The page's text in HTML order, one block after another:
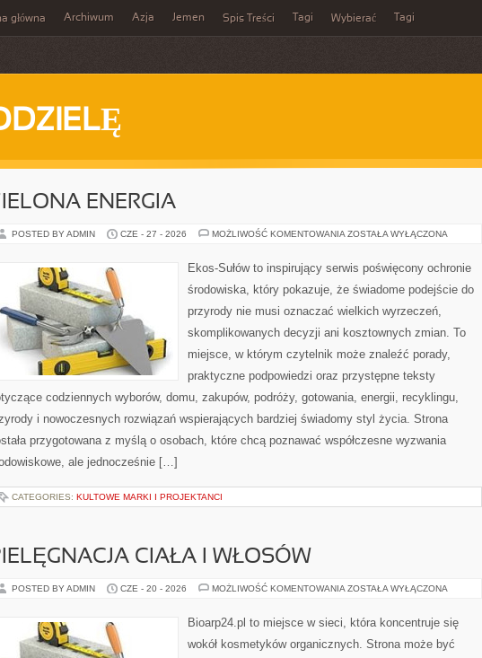
główna Archiwum Azja Jemen Spis Treści Tagi Wybierać Tagi
ENERGIA
POSTED BY ADMIN CZE - 27 - 2026 MOŻLIWOŚĆ KOMENTOWANIA ZIELONA
ZOSTAŁA WYŁĄCZONA
Ekos-Sułów to inspirujący serwis poświęcony ochronie
środowiska, który pokazuje, że świadome podejście do
przyrody nie musi oznaczać wielkich wyrzeczeń,
skomplikowanych decyzji ani kosztownych zmian. To
miejsce, w którym czytelnik może znaleźć porady,
praktyczne podpowiedzi oraz przystępne teksty
codziennych wyborów, domu, zakupów, podróży, gotowania, energii, recyklingu,
i nowoczesnych rozwiązań wspierających bardziej świadomy styl życia. Strona
przygotowana z myślą o osobach, które chcą poznawać współczesne wyzwania
ale jednocześnie […]
CATEGORIES: KULTOWE MARKI I PROJEKTANCI
CIAŁA I WŁOSÓW
POSTED BY ADMIN CZE - 20 - 2026 MOŻLIWOŚĆ KOMENTOWANIA PIELĘGNACJA
WŁOSÓW
ZOSTAŁA WYŁĄCZONA
Bioarp24.pl to miejsce w sieci, która koncentruje się
wokół kosmetyków organicznych. Strona może być